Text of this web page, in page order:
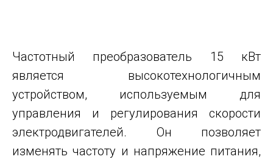
Частотный преобразователь 15 кВт
является высокотехнологичным
устройством, используемым для
управления и регулирования скорости
электродвигателей. Он позволяет
изменять частоту и напряжение питания,